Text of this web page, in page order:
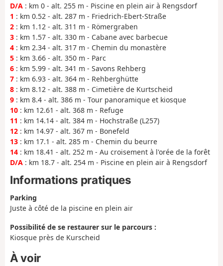
D/A : km 0 - alt. 255 m - Piscine en plein air à Rengsdorf
1 : km 0.52 - alt. 287 m - Friedrich-Ebert-Straße
2 : km 1.12 - alt. 311 m - Römergraben
3 : km 1.57 - alt. 330 m - Cabane avec barbecue
4 : km 2.34 - alt. 317 m - Chemin du monastère
5 : km 3.66 - alt. 350 m - Parc
6 : km 5.99 - alt. 341 m - Savons Rehberg
7 : km 6.93 - alt. 364 m - Rehberghütte
8 : km 8.12 - alt. 388 m - Cimetière de Kurtscheid
9 : km 8.4 - alt. 386 m - Tour panoramique et kiosque
10 : km 12.61 - alt. 368 m - Refuge
11 : km 14.14 - alt. 384 m - Hochstraße (L257)
12 : km 14.97 - alt. 367 m - Bonefeld
13 : km 17.1 - alt. 285 m - Chemin du beurre
14 : km 18.41 - alt. 252 m - Au croisement à l'orée de la forêt
D/A : km 18.7 - alt. 254 m - Piscine en plein air à Rengsdorf
Informations pratiques
Parking
Juste à côté de la piscine en plein air
Possibilité de se restaurer sur le parcours :
Kiosque près de Kurscheid
À voir